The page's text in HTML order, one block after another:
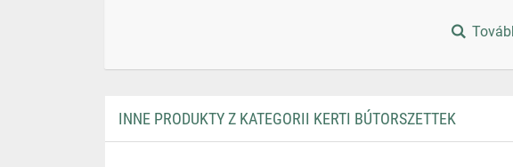
INNE PRODUKTY Z KATEGORII KERTI BÚTORSZETTEK